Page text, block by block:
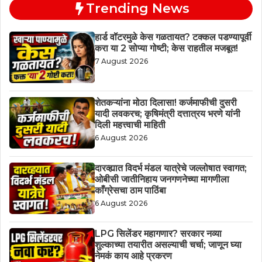
Trending News
हार्ड वॉटरमुळे केस गळतायत? टक्कल पडण्यापूर्वी
करा या 2 सोप्या गोष्टी; केस राहतील मजबूत!
7 August 2026
शेतकऱ्यांना मोठा दिलासा! कर्जमाफीची दुसरी
यादी लवकरच; कृषिमंत्री दत्तात्रय भरणे यांनी
दिली महत्त्वाची माहिती
6 August 2026
दारव्ह्यात विदर्भ मंडल यात्रेचे जल्लोषात स्वागत;
ओबीसी जातीनिहाय जनगणनेच्या मागणीला
काँग्रेसचा ठाम पाठिंबा
6 August 2026
LPG सिलेंडर महागणार? सरकार नव्या
शुल्काच्या तयारीत असल्याची चर्चा; जाणून घ्या
नेमकं काय आहे प्रकरण